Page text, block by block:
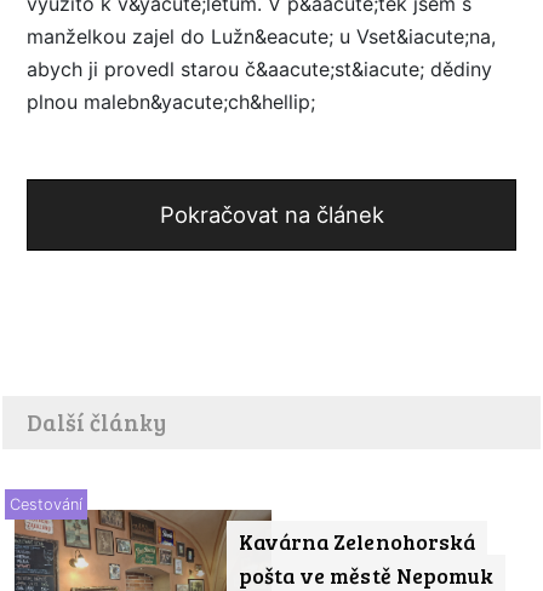
manželkou zajel do Lužn&eacute; u Vset&iacute;na,
abych ji provedl starou č&aacute;st&iacute; dědiny
plnou malebn&yacute;ch&hellip;
Pokračovat na článek
Další články
Kavárna Zelenohorská
pošta ve městě Nepomuk
Cestování